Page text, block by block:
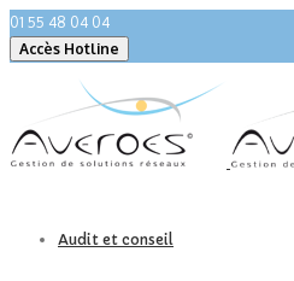
01 55 48 04 04
Audit et conseil